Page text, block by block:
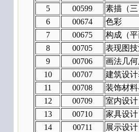
5
00599
素描（
6
00674
色彩
7
00675
构成（
8
00705
表现图
9
00706
画法几
10
00707
建筑设
11
00708
装饰材
12
00709
室内设计
13
00710
家具设计
14
00711
展示设计